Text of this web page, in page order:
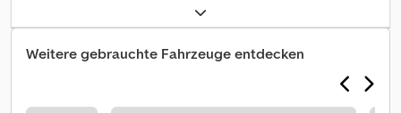
Mehrwertsteuer/Differenzbesteuerung: Mehrwertsteuer
abzugsfähig Typennummer: 2319325
Weitere gebrauchte Fahrzeuge entdecken